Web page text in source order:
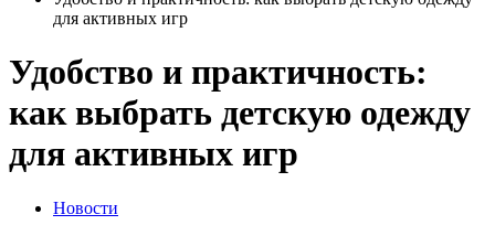
для активных игр
Удобство и практичность:
как выбрать детскую одежду
для активных игр
Новости